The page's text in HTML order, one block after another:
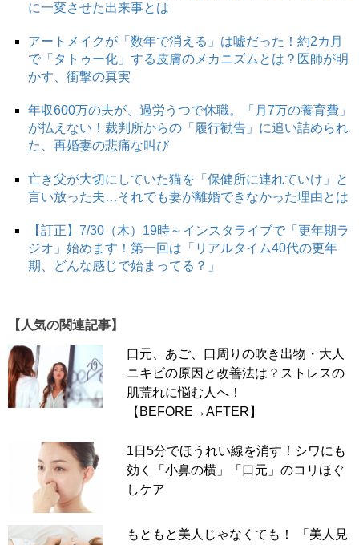
に一変させた出来事とは
アートメイクが「数年で消える」は嘘だった！約2カ月
で「タトゥー化」する皮膚のメカニズムとは？医師が明
かす、衝撃の真実
年収600万の夫が、過労うつで休職。「月7万の養育費」
が払えない！裁判所からの「履行勧告」に追い詰められ
た、再婚妻の悲痛な叫び
亡き父が大切にしていた猫を「保健所に連れていけ」と
言い放った夫…それでも妻が離婚できなかった理由とは
【訂正】7/30（木）19時～インスタライブで「更年期ラ
ジオ」始めます！第一回は「リアルタイム40代の更年
期、どんな感じで始まってる？」
【人気の関連記事】
口元、あご、口周りの吹き出物・大人
ニキビの原因と改善法は？ストレスの
肌荒れに悩む人へ！
【BEFORE→AFTER】
1日5分でほうれい線を消す！シワにも
効く「小鼻の横」「口元」のコリほぐ
しケア
もともと美人じゃなくても！ 「美人見